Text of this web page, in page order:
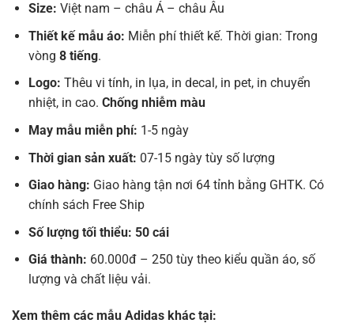
Size: Việt nam – châu Á – châu Âu
Thiết kế mẫu áo: Miễn phí thiết kế. Thời gian: Trong
vòng 8 tiếng.
Logo: Thêu vi tính, in lụa, in decal, in pet, in chuyển
nhiệt, in cao. Chống nhiễm màu
May mẫu miễn phí: 1-5 ngày
Thời gian sản xuất: 07-15 ngày tùy số lượng
Giao hàng: Giao hàng tận nơi 64 tỉnh bằng GHTK. Có
chính sách Free Ship
Số lượng tối thiểu: 50 cái
Giá thành: 60.000đ – 250 tùy theo kiểu quần áo, số
lượng và chất liệu vải.
Xem thêm các mẫu Adidas khác tại: